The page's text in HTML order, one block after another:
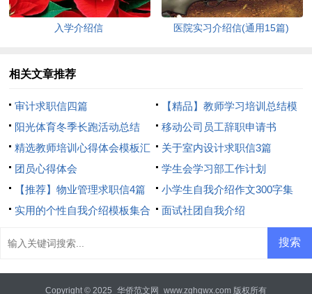
入学介绍信 医院实习介绍信(通用15篇)
相关文章推荐
审计求职信四篇
【精品】教师学习培训总结模
板8篇
阳光体育冬季长跑活动总结
移动公司员工辞职申请书
精选教师培训心得体会模板汇
总8篇
关于室内设计求职信3篇
团员心得体会
学生会学习部工作计划
【推荐】物业管理求职信4篇
小学生自我介绍作文300字集
合7篇
实用的个性自我介绍模板集合
面试社团自我介绍
Copyright © 2025 华侨范文网 www.zghqwx.com 版权所有